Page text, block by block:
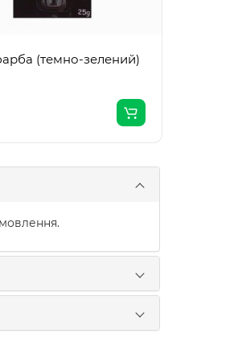
(темно-зелений)